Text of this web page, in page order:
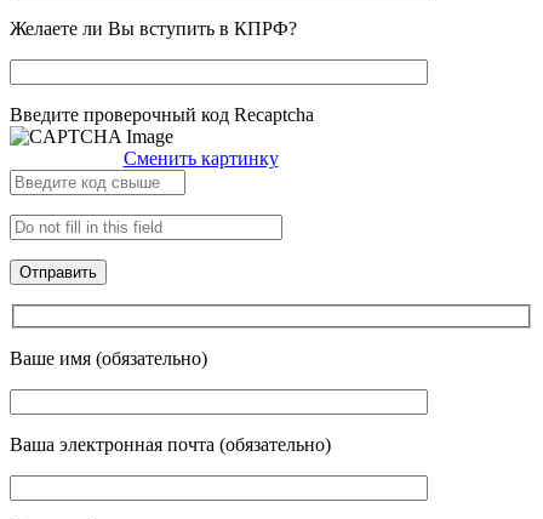
Желаете ли Вы вступить в КПРФ?
Введите проверочный код Recaptcha
Сменить картинку
Ваше имя (обязательно)
Ваша электронная почта (обязательно)